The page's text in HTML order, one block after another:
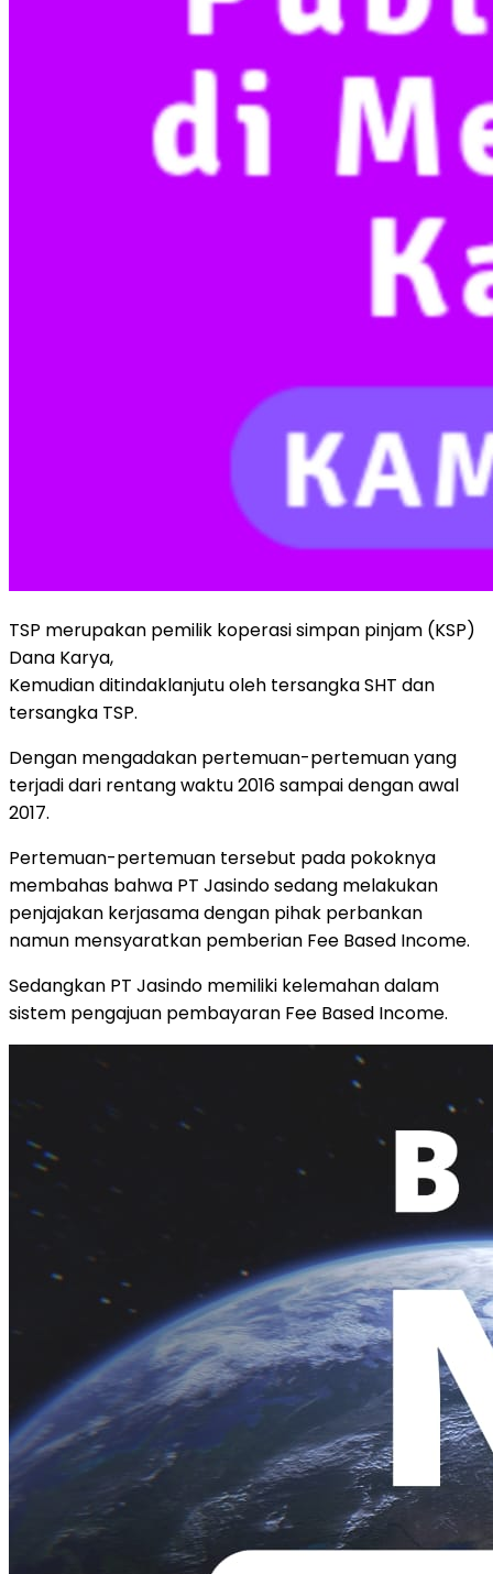
TSP merupakan pemilik koperasi simpan pinjam (KSP)
Dana Karya,
Kemudian ditindaklanjutu oleh tersangka SHT dan
tersangka TSP.
Dengan mengadakan pertemuan-pertemuan yang
terjadi dari rentang waktu 2016 sampai dengan awal
2017.
Pertemuan-pertemuan tersebut pada pokoknya
membahas bahwa PT Jasindo sedang melakukan
penjajakan kerjasama dengan pihak perbankan
namun mensyaratkan pemberian Fee Based Income.
Sedangkan PT Jasindo memiliki kelemahan dalam
sistem pengajuan pembayaran Fee Based Income.